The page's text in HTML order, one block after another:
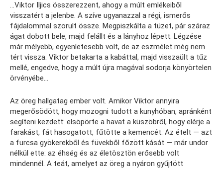
…Viktor Iljics összerezzent, ahogy a múlt emlékeiből
visszatért a jelenbe. A szíve ugyanazzal a régi, ismerős
fájdalommal szorult össze. Megpiszkálta a tüzet, pár száraz
ágat dobott bele, majd felállt és a lányhoz lépett. Légzése
már mélyebb, egyenletesebb volt, de az eszmélet még nem
tért vissza. Viktor betakarta a kabáttal, majd visszaült a tűz
mellé, engedve, hogy a múlt újra magával sodorja könyörtelen
örvényébe…
Az öreg hallgatag ember volt. Amikor Viktor annyira
megerősödött, hogy mozogni tudott a kunyhóban, apránként
segíteni kezdett: elsöpörte a havat a küszöbről, hogy elérje a
farakást, fát hasogatott, fűtötte a kemencét. Az ételt — azt
a furcsa gyökerekből és füvekből főzött kását — már undor
nélkül ette: az éhség és az életösztön erősebb volt
mindennél. A teát, amelyet az öreg a nyáron gyűjtött